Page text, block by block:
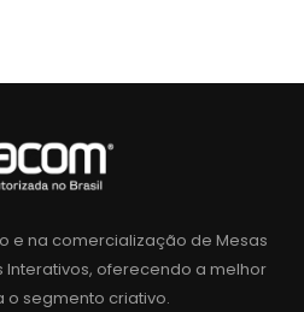
e na comercialização de Mesas
Interativos, oferecendo a melhor
o segmento criativo.